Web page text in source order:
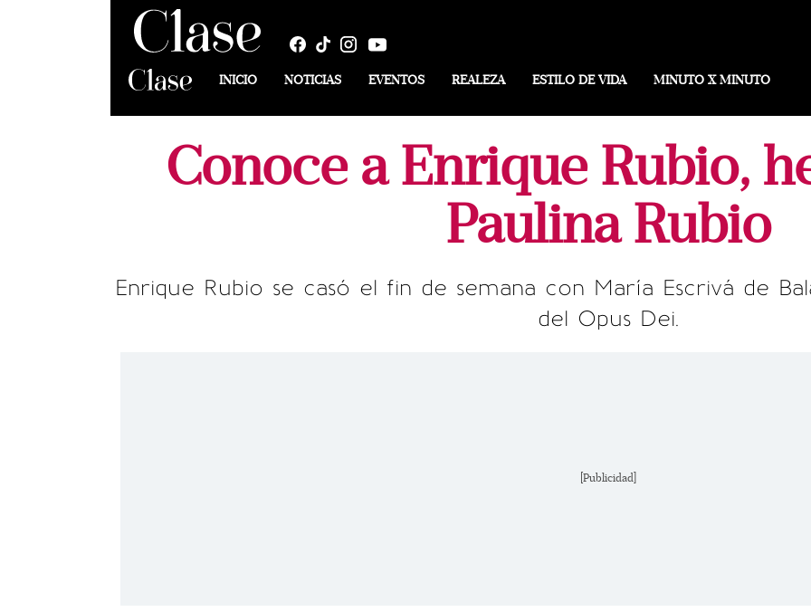
INICIO NOTICIAS EVENTOS REALEZA ESTILO DE VIDA MINUTO X MINUTO
Conoce a Enrique Rubio,
Paulina Rubio
Enrique Rubio se casó el fin de semana con María Escrivá de
del Opus Dei.
[Publicidad]